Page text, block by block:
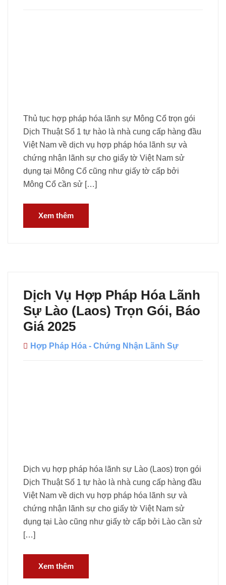
Thủ tục hợp pháp hóa lãnh sự Mông Cổ trọn gói
Dịch Thuật Số 1 tự hào là nhà cung cấp hàng đầu
Việt Nam về dịch vụ hợp pháp hóa lãnh sự và
chứng nhận lãnh sự cho giấy tờ Việt Nam sử
dụng tại Mông Cổ cũng như giấy tờ cấp bởi
Mông Cổ cần sử […]
Xem thêm
Dịch Vụ Hợp Pháp Hóa Lãnh
Sự Lào (Laos) Trọn Gói, Báo
Giá 2025
Hợp Pháp Hóa - Chứng Nhận Lãnh Sự
Dịch vụ hợp pháp hóa lãnh sự Lào (Laos) trọn gói
Dịch Thuật Số 1 tự hào là nhà cung cấp hàng đầu
Việt Nam về dịch vụ hợp pháp hóa lãnh sự và
chứng nhận lãnh sự cho giấy tờ Việt Nam sử
dụng tại Lào cũng như giấy tờ cấp bởi Lào cần sử
[…]
Xem thêm